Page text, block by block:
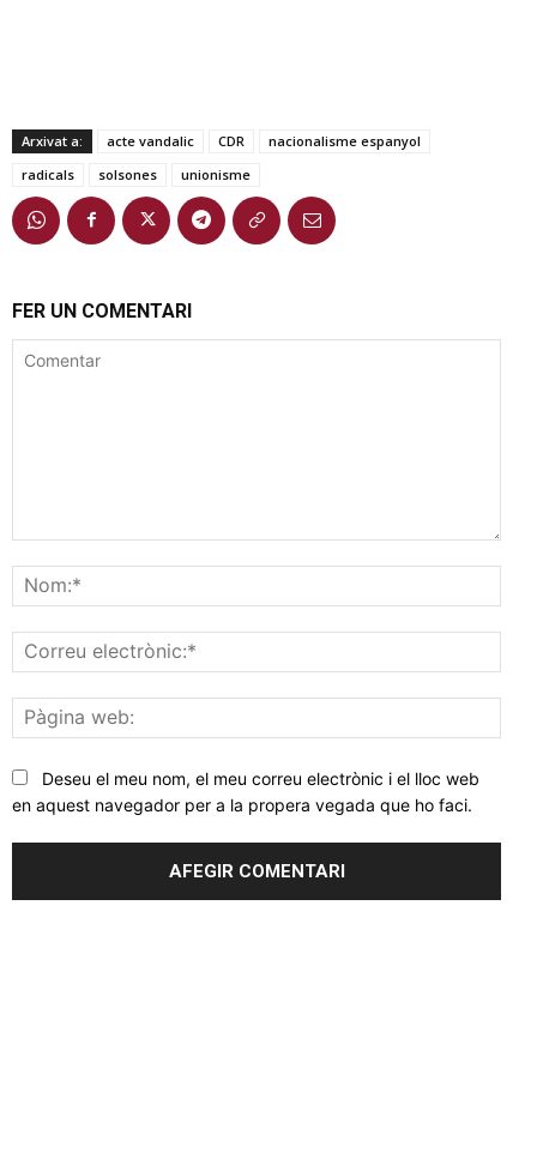
Arxivat a: acte vandalic CDR
nacionalisme espanyol
radicals
solsones unionisme
FER UN COMENTARI
web:
Deseu el meu nom, el meu correu electrònic i el lloc web
en aquest navegador per a la propera vegada que ho faci.